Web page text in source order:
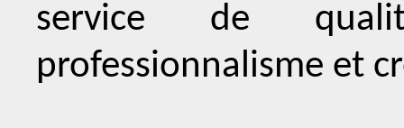
service de
professionnalisme et